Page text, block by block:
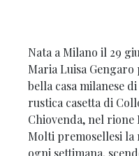
Nata a Milano il 29
Maria Luisa Gengaro
bella casa milanese
rustica casetta di
Chiovenda, nel
Molti premosellesi
ogni settimana,